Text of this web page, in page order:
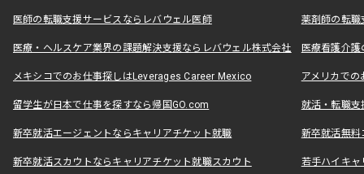
医師の転職支援サービスならレバウェル医師 薬剤師の転
医療・ヘルスケア業界の課題解決支援ならレバウェル株式会社 医療看護介
メキシコでのお仕事探しはLeverages Career Mexico アメリカで
留学生が日本で仕事を探すなら帰国GO.com 就活・転職
新卒就活エージェントならキャリアチケット就職 新卒就活無料
新卒就活スカウトならキャリアチケット就職スカウト 若手ハイキ